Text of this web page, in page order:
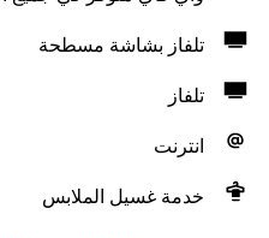
تلفاز بشاشة مسطحة
تلفاز
انترنت
خدمة غسيل الملابس